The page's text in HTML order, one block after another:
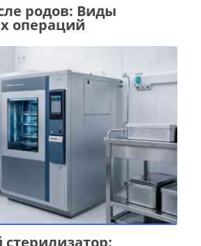
родов: Виды
операций